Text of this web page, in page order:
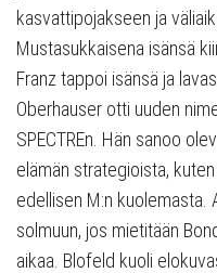
kasvattipojakseen ja
Mustasukkaisena isänsä
Franz tappoi isänsä ja
Oberhauser otti uuden
SPECTREn. Hän sanoo
elämän strategioista,
edellisen M:n kuolemasta.
solmuun, jos mietitään
aikaa. Blofeld kuoli